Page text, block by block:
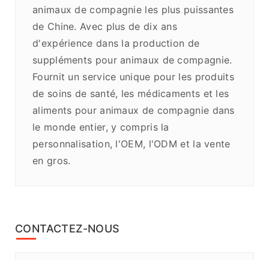
animaux de compagnie les plus puissantes
de Chine. Avec plus de dix ans
d'expérience dans la production de
suppléments pour animaux de compagnie.
Fournit un service unique pour les produits
de soins de santé, les médicaments et les
aliments pour animaux de compagnie dans
le monde entier, y compris la
personnalisation, l'OEM, l'ODM et la vente
en gros.
CONTACTEZ-NOUS